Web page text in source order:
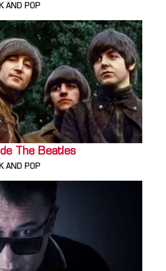
AND POP
The Beatles
AND POP